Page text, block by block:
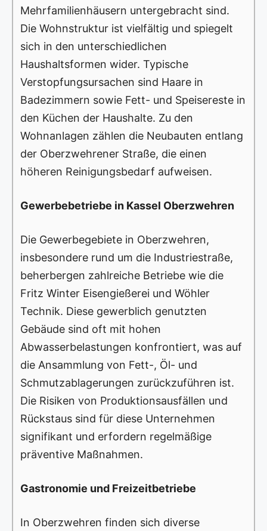
Mehrfamilienhäusern untergebracht sind.
Die Wohnstruktur ist vielfältig und spiegelt
sich in den unterschiedlichen
Haushaltsformen wider. Typische
Verstopfungsursachen sind Haare in
Badezimmern sowie Fett- und Speisereste in
den Küchen der Haushalte. Zu den
Wohnanlagen zählen die Neubauten entlang
der Oberzwehrener Straße, die einen
höheren Reinigungsbedarf aufweisen.
Gewerbebetriebe in Kassel Oberzwehren
Die Gewerbegebiete in Oberzwehren,
insbesondere rund um die Industriestraße,
beherbergen zahlreiche Betriebe wie die
Fritz Winter Eisengießerei und Wöhler
Technik. Diese gewerblich genutzten
Gebäude sind oft mit hohen
Abwasserbelastungen konfrontiert, was auf
die Ansammlung von Fett-, Öl- und
Schmutzablagerungen zurückzuführen ist.
Die Risiken von Produktionsausfällen und
Rückstaus sind für diese Unternehmen
signifikant und erfordern regelmäßige
präventive Maßnahmen.
Gastronomie und Freizeitbetriebe
In Oberzwehren finden sich diverse